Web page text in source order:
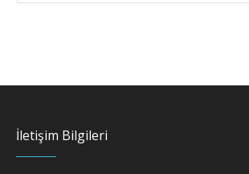
İletişim Bilgileri